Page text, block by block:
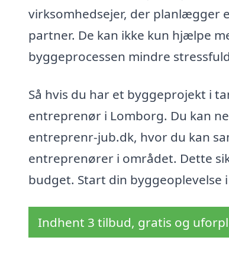
virksomhedsejer, der planlægger
partner. De kan ikke kun hjælpe
byggeprocessen mindre
Så hvis du har et byggeprojekt i
entreprenør i Lomborg. Du kan
entreprenr-jub.dk, hvor du kan
entreprenører i området. Dette
budget. Start din
Indhent 3 tilbud, gratis og